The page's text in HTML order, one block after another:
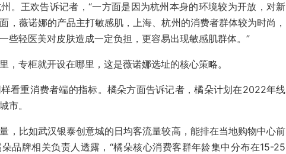
。王欢告诉记者，“一方面是因为杭州本身的环境较为开放，对新
，薇诺娜的产品主打敏感肌，上海、杭州的消费者群体较为时尚，
些轻医美对皮肤造成一定负担，更容易出现敏感肌群体。”
，专柜就开设在哪里，这是薇诺娜选址的核心策略。
看重消费者端的指标。橘朵方面告诉记者，橘朵计划在2022年线
市。
，比如武汉银泰创意城的日均客流量较高，能排在当地购物中心前
品牌相关负责人透露，“橘朵核心消费客群年龄集中分布在15-25